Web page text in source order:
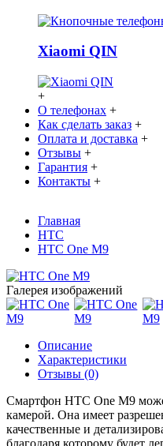
Xiaomi QIN
+
О телефонах +
Как сделать заказ +
Оплата и доставка +
Отзывы +
Гарантия +
Контакты +
Главная
HTC
HTC One M9
Галерея изображений
Описание
Характеристики
Отзывы (0)
Смартфон HTC One M9
камерой. Она имеет
качественные и